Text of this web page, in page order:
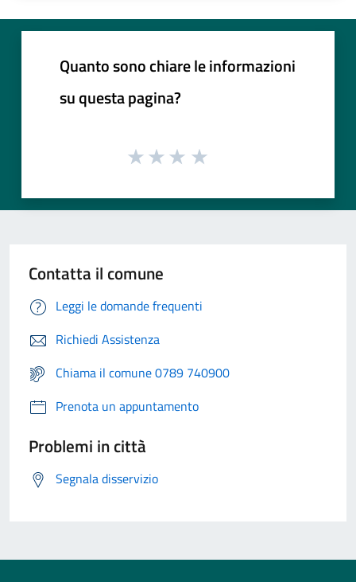
Quanto sono chiare le informazioni
su questa pagina?
Contatta il comune
Leggi le domande frequenti
Richiedi Assistenza
Chiama il comune 0789 740900
Prenota un appuntamento
Problemi in città
Segnala disservizio